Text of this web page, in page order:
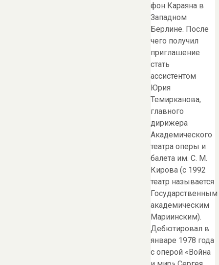
фон Караяна в
Западном
Берлине. После
чего получил
приглашение
стать
ассистентом
Юрия
Темирканова,
главного
дирижера
Академического
театра оперы и
балета им. С. М.
Кирова (с 1992
театр называется
Государственным
академическим
Мариинским).
Дебютировал в
январе 1978 года
с оперой «Война